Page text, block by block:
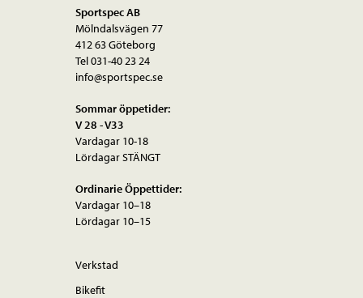
Sportspec AB
Mölndalsvägen 77
412 63 Göteborg
Tel 031-40 23 24
info@sportspec.se
Sommar öppetider:
V 28 - V33
Vardagar 10-18
Lördagar STÄNGT
Ordinarie Öppettider:
Vardagar 10–18
Lördagar 10–15
Verkstad
Bikefit